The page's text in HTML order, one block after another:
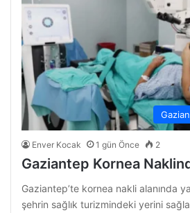
Enver Kocak 1 gün Önce 2
Gaziantep Kornea
Gaziantep’te kornea nakli alanında
şehrin sağlık turizmindeki yerini